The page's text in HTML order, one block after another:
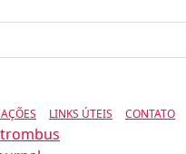
LINKS ÚTEIS CONTATO